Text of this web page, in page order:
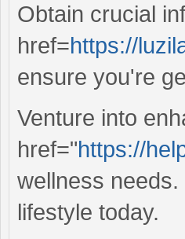
Obtain crucial
href=https://
ensure you're
Venture into
href="https://
wellness
lifestyle today.